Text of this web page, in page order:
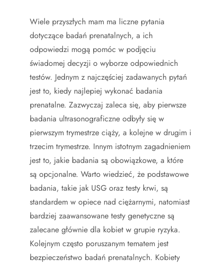
Wiele przyszłych mam ma liczne pytania
dotyczące badań prenatalnych, a ich
odpowiedzi mogą pomóc w podjęciu
świadomej decyzji o wyborze odpowiednich
testów. Jednym z najczęściej zadawanych pytań
jest to, kiedy najlepiej wykonać badania
prenatalne. Zazwyczaj zaleca się, aby pierwsze
badania ultrasonograficzne odbyły się w
pierwszym trymestrze ciąży, a kolejne w drugim i
trzecim trymestrze. Innym istotnym zagadnieniem
jest to, jakie badania są obowiązkowe, a które
są opcjonalne. Warto wiedzieć, że podstawowe
badania, takie jak USG oraz testy krwi, są
standardem w opiece nad ciężarnymi, natomiast
bardziej zaawansowane testy genetyczne są
zalecane głównie dla kobiet w grupie ryzyka.
Kolejnym często poruszanym tematem jest
bezpieczeństwo badań prenatalnych. Kobiety